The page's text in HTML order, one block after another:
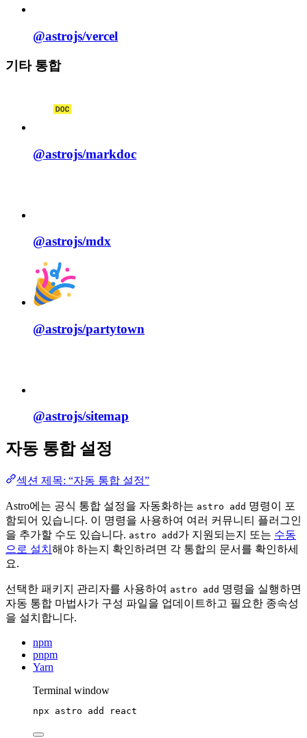
@astrojs/vercel
기타 통합
@astrojs/markdoc
@astrojs/mdx
@astrojs/partytown
@astrojs/sitemap
자동 통합 설정
섹션 제목: “자동 통합 설정”
Astro에는 공식 통합 설정을 자동화하는 astro add 명령이 포
함되어 있습니다. 이 명령을 사용하여 여러 커뮤니티 플러그인
을 추가할 수도 있습니다. astro add 가 지원되는지 또는 수동
으로 설치 해야 하는지 확인하려면 각 통합의 문서를 확인하세
요.
선택한 패키지 관리자를 사용하여 astro add 명령을 실행하면
자동 통합 마법사가 구성 파일을 업데이트하고 필요한 종속성
을 설치합니다.
npm
pnpm
Yarn
Terminal window
npx astro add react